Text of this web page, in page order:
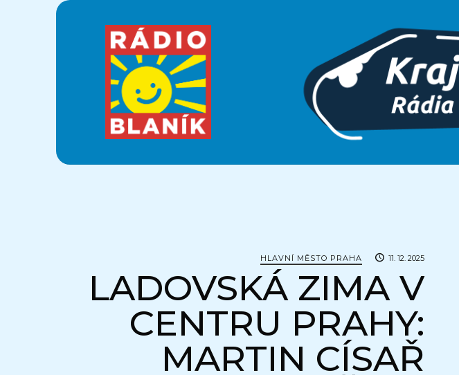
Krajánek
Rádia
BLANÍK
HLAVNÍ MĚSTO PRAHA 11. 12. 2025
LADOVSKÁ ZIMA V
CENTRU PRAHY:
MARTIN CÍSAŘ